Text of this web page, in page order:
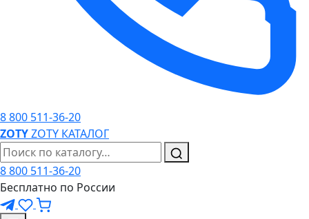
8 800 511-36-20
ZOTYZOTY КАТАЛОГ
8 800 511-36-20
Бесплатно по России